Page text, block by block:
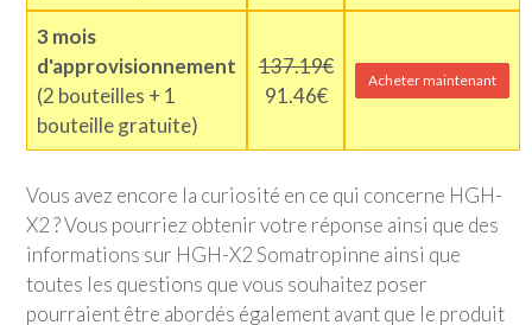
3 mois
d'approvisionnement
(2 bouteilles + 1
bouteille gratuite)
137.19€
91.46€
Acheter maintenant
Vous avez encore la curiosité en ce qui concerne HGH-
X2 ? Vous pourriez obtenir votre réponse ainsi que des
informations sur HGH-X2 Somatropinne ainsi que
toutes les questions que vous souhaitez poser
pourraient être abordés également avant que le produit